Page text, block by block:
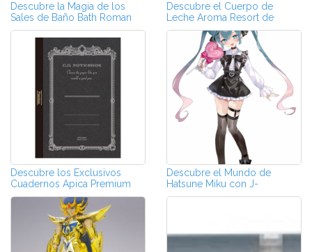
Descubre la Magia de los
Sales de Baño Bath Roman
Descubre el Cuerpo de
Leche Aroma Resort de
Kracie
Descubre los Exclusivos
Cuadernos Apica Premium
C.D.
Descubre el Mundo de
Hatsune Miku con J-
Subculture